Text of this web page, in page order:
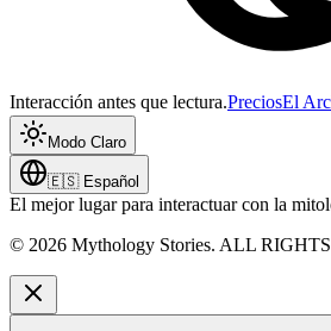
Interacción antes que lectura.PreciosEl
Modo Claro
🇪🇸 Español
El mejor lugar para interactuar con la
© 2026 Mythology Stories. ALL